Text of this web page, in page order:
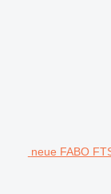
neue FABO